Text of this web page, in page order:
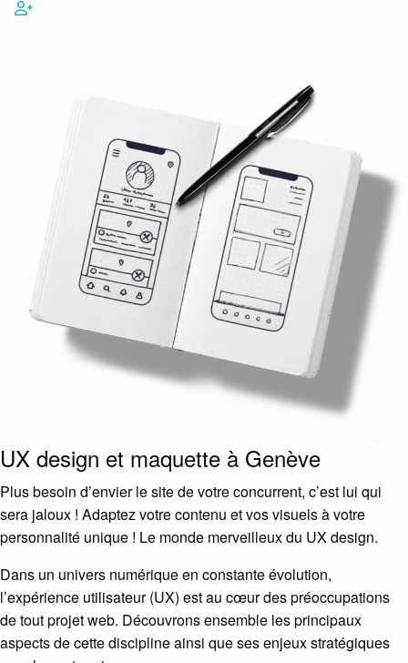
UX design et maquette à Genève
Plus besoin d’envier le site de votre concurrent, c’est lui qui
sera jaloux ! Adaptez votre contenu et vos visuels à votre
personnalité unique ! Le monde merveilleux du UX design.
Dans un univers numérique en constante évolution,
l’expérience utilisateur (UX) est au cœur des préoccupations
de tout projet web. Découvrons ensemble les principaux
aspects de cette discipline ainsi que ses enjeux stratégiques